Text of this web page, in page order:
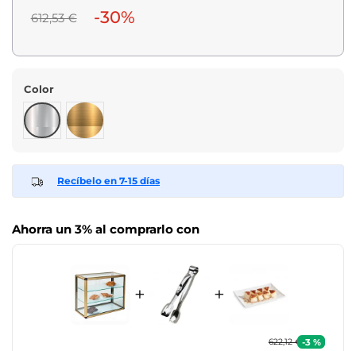
612,53 € -30%
Color
Plata
Oro
Recíbelo en 7-15 días
Ahorra un 3% al comprarlo con
+ +
622,12 € -3 %